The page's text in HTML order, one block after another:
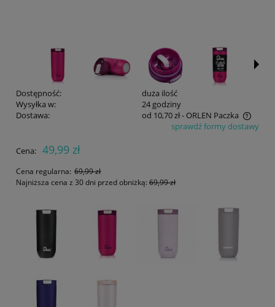
Dostępność:
duża ilość
Wysyłka w:
24 godziny
Dostawa:
od 10,70 zł- ORLEN Paczka
Cena nie zawiera ewentualnych kosztów płatnościsprawdź formy dostawy
Cena: 49,99 zł
Cena regularna: 69,99 zł
Najniższa cena z 30 dni przed obniżką: 69,99 zł